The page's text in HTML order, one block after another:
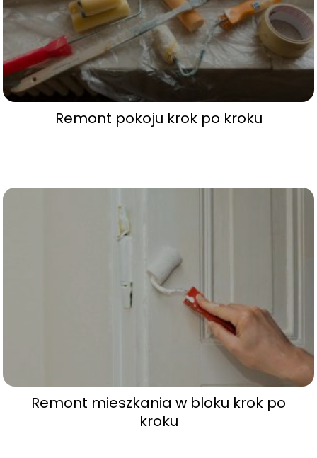
Remont pokoju krok po kroku
Remont mieszkania w bloku krok po
kroku